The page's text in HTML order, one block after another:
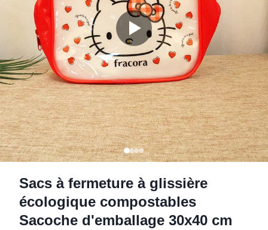
Sacs à fermeture à glissière
écologique compostables
Sacoche d'emballage 30x40 cm